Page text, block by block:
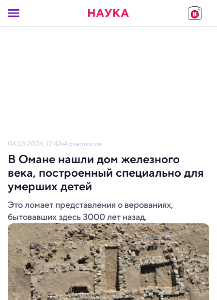
04.03.2024, 12:42 Археология
В Омане нашли дом железного
века, построенный специально для
умерших детей
Это ломает представления о верованиях,
бытовавших здесь 3000 лет назад.